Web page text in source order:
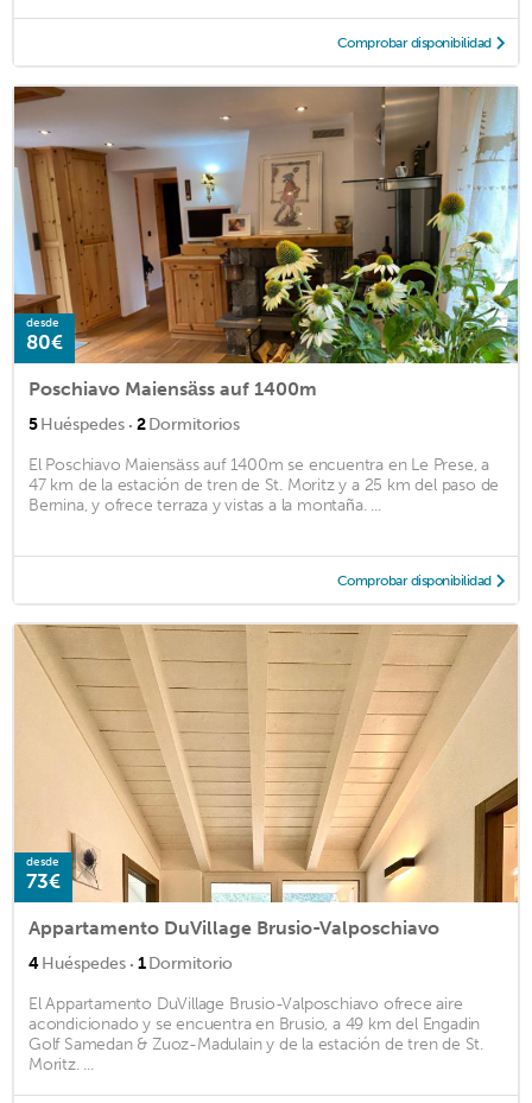
Comprobar disponibilidad
desde
80€
Poschiavo Maiensäss auf 1400m
5Huéspedes · 2Dormitorios
El Poschiavo Maiensäss auf 1400m se encuentra en Le Prese, a
47 km de la estación de tren de St. Moritz y a 25 km del paso de
Bernina, y ofrece terraza y vistas a la montaña. ...
Comprobar disponibilidad
desde
73€
Appartamento DuVillage Brusio-Valposchiavo
4Huéspedes · 1Dormitorio
El Appartamento DuVillage Brusio-Valposchiavo ofrece aire
acondicionado y se encuentra en Brusio, a 49 km del Engadin
Golf Samedan & Zuoz-Madulain y de la estación de tren de St.
Moritz. ...